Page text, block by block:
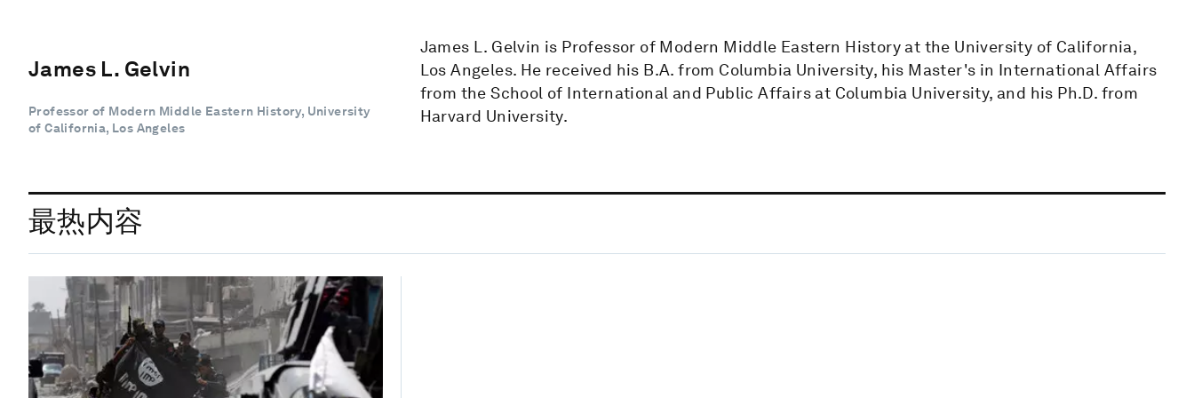
James L. Gelvin
Professor of Modern Middle Eastern History, University
of California, Los Angeles
James L. Gelvin is Professor of Modern Middle Eastern History at the University of California,
Los Angeles. He received his B.A. from Columbia University, his Master's in International Affairs
from the School of International and Public Affairs at Columbia University, and his Ph.D. from
Harvard University.
最热内容